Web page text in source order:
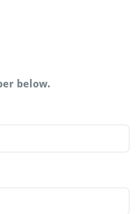
below.